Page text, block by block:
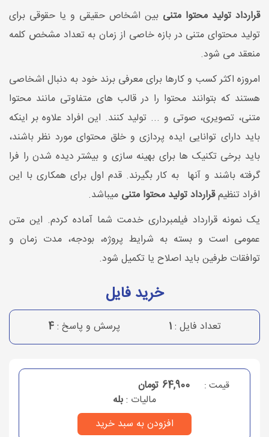
قرارداد تولید محتوا متنی بین اشخاص حقیقی و یا حقوقی برای
تولید محتوای متنی در بازه خاصی از زمان به تعداد مشخص کلمه
منعقد می شود.
امروزه اکثر کسب و کارها برای معرفی برند خود به دنبال اشخاصی
هستند که بتوانند محتوا را در قالب های متفاوتی مانند محتوا
متنی، تصویری، صوتی و ... تولید کنند. این افراد علاوه بر اینکه
باید دارای توانایی ایده‎ پردازی و خلق محتوای مورد نظر باشند،
باید برخی تکنیک ها برای بهینه سازی و بیشتر دیده شدن را فرا
گرفته باشند و آن‎ها به کار بگیرند. قدم اول برای همکاری با این
افراد تنظیمقرارداد تولید محتوا متنی می‎باشد.
یک نمونه قرارداد فیلمبرداری خدمت شما آماده کردم. این متن
عمومی است و بسته به شرایط پروژه، بودجه، مدت زمان و
توافقات طرفین باید اصلاح یا تکمیل شود.
خرید فایل
تعداد فایل :1 پرسش و پاسخ :4
قیمت :
64,900 تومان
مالیات :بله
افزودن به سبد خرید